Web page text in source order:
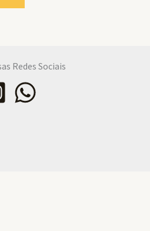
Redes Sociais